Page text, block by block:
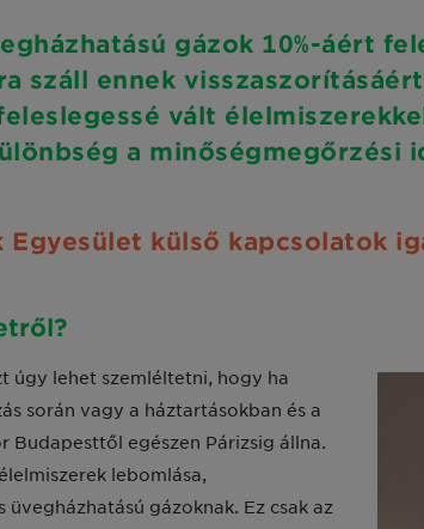
gázok 10%-áért
száll ennek
vált
a minőségmegőrzési
külső kapcsolatok
úgy lehet szemléltetni, hogy ha
során vagy a háztartásokban és a
Budapesttől egészen Párizsig állna.
lebomlása,
gázoknak. Ez csak az